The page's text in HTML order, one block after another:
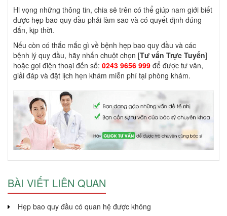
Hi vọng những thông tin, chia sẽ trên có thể giúp nam giới biết
được hẹp bao quy đầu phải làm sao và có quyết định đúng
đắn, kịp thời.
Nếu còn có thắc mắc gì về bệnh hẹp bao quy đầu và các
bệnh lý quy đầu, hãy nhấn chuột chọn [Tư vấn Trực Tuyến]
hoặc gọi điện thoại đến số: 0243 9656 999 để được tư vân,
giải đáp và đặt lịch hẹn khám miễn phí tại phòng khám.
BÀI VIẾT LIÊN QUAN
Hẹp bao quy đầu có quan hệ được không